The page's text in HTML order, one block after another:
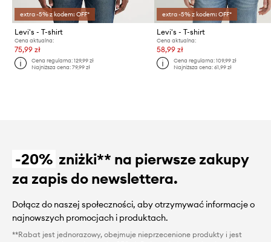
extra -5% z kodem: OFF*
Levi's - T-shirt
Cena aktualna:
75,99 zł
Cena regularna:129,99 zł
Najniższa cena:79,99 zł
extra -5% z kodem: OFF*
Levi's - T-shirt
Cena aktualna:
58,99 zł
Cena regularna: 109,99 zł
Najniższa cena: 61,99 zł
-20% zniżki** na pierwsze zakupy
za zapis do newslettera.
Dołącz do naszej społeczności, aby otrzymywać informacje o
najnowszych promocjach i produktach.
**Rabat jest jednorazowy, obejmuje nieprzecenione produkty i jest